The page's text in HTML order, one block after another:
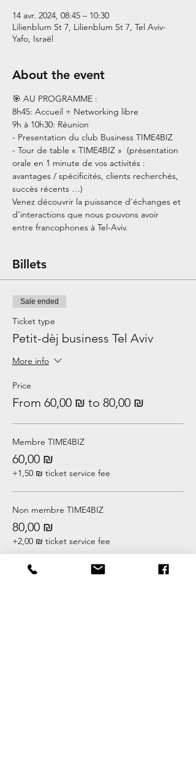
14 avr. 2024, 08:45 – 10:30
Lilienblum St 7, Lilienblum St 7, Tel Aviv-
Yafo, Israël
About the event
🎯 AU PROGRAMME :
8h45: Accueil + Networking libre
9h à 10h30: Réunion
- Presentation du club Business TIME4BIZ
- Tour de table « TIME4BIZ »  (présentation
orale en 1 minute de vos activités :
avantages / spécificités, clients recherchés,
succès récents …)
Venez découvrir la puissance d'échanges et
d'interactions que nous pouvons avoir
entre francophones à Tel-Aviv.
Billets
Sale ended
Ticket type
Petit-dèj business Tel Aviv
More info
Price
From 60,00 ₪ to 80,00 ₪
Membre TIME4BIZ
60,00 ₪
+1,50 ₪ ticket service fee
Non membre TIME4BIZ
80,00 ₪
+2,00 ₪ ticket service fee